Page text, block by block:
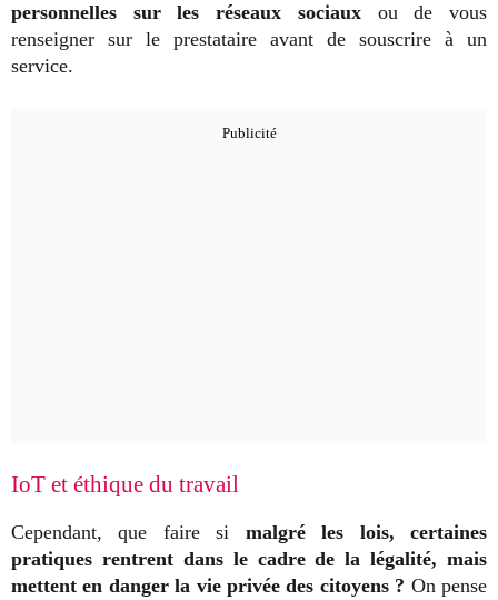
personnelles sur les réseaux sociauxou de vous
renseigner sur le prestataire avant de souscrire à un
service.
IoT et éthique du travail
Cependant, que faire si malgré les lois, certaines
pratiques rentrent dans le cadre de la légalité, mais
mettent en danger la vie privée des citoyens ? On pense